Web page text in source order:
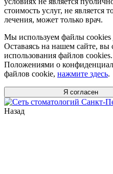
стоимость услуг, не является
лечения, может только врач.
Мы используем файлы cookies
Оставаясь на нашем сайте, вы
использования файлов
Положениями о
файлов cookie, нажмите здесь.
Я согласен
Назад